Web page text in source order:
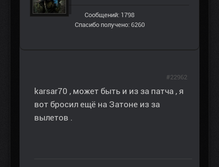
Сообщений: 1798
Спасибо получено: 6260
karsar70 , может быть и из за патча , я
вот бросил ещё на Затоне из за
вылетов .
#22962